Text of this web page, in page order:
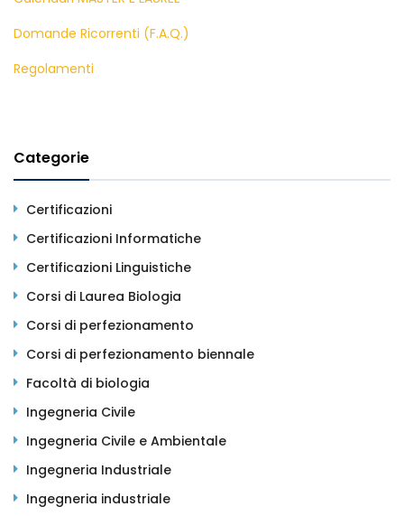
Domande Ricorrenti (F.A.Q.)
Regolamenti
Categorie
Certificazioni
Certificazioni Informatiche
Certificazioni Linguistiche
Corsi di Laurea Biologia
Corsi di perfezionamento
Corsi di perfezionamento biennale
Facoltà di biologia
Ingegneria Civile
Ingegneria Civile e Ambientale
Ingegneria Industriale
Ingegneria industriale